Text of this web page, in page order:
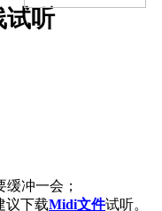
试听
冲一会；
议下载Midi文件试听。